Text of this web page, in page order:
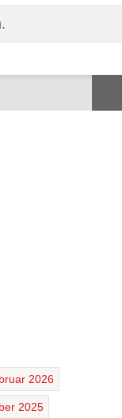
2026
2025